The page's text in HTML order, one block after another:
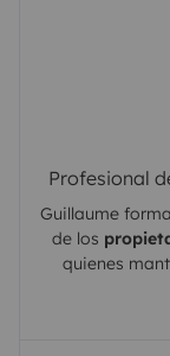
Profesional
Guillaume
de los
quienes